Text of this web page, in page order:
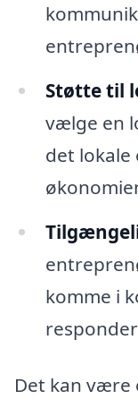
Støtte til
vælge en
det
komme i
Det kan være